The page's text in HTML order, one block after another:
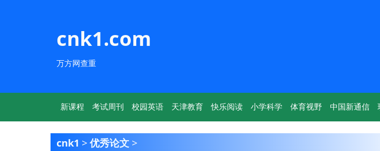
cnk1.com
万方网查重
新课程 考试周刊 校园英语 天津教育 快乐阅读 小学科学 体育视野 中国新通信
cnk1 >优秀论文 >